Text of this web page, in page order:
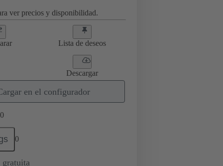
ver precios y disponibilidad.
Lista de deseos
Descargar
en el configurador
0
0
gratuita